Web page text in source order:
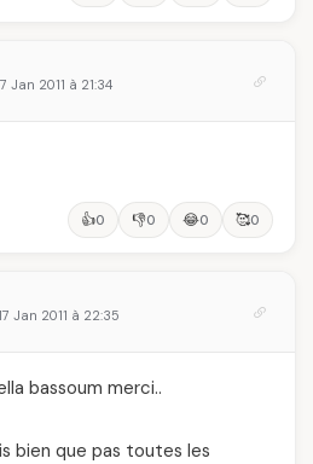
Jan 2011 à 21:34
👍0 👎0 😂0 🥰0
Jan 2011 à 22:35
bassoum merci..
bien que pas toutes les